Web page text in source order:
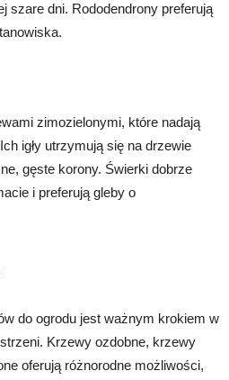
szare dni. Rododendrony preferują
zimozielonymi, które nadają
igły utrzymują się na drzewie
gęste korony. Świerki dobrze
i preferują gleby o
do ogrodu jest ważnym krokiem w
Krzewy ozdobne, krzewy
oferują różnorodne możliwości,